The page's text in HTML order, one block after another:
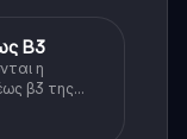
Β3
η
β3 της
λυκείου οι
τρόπο που